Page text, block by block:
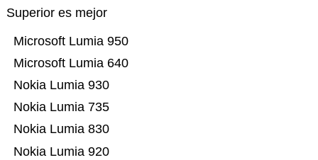
Superior es mejor
Nokia Lumia 920
Nokia Lumia 830
Nokia Lumia 735
Nokia Lumia 930
Microsoft Lumia 640
Microsoft Lumia 950